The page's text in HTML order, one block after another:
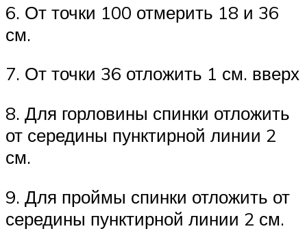
6. От точки 100 отмерить 18 и 36
см.
7. От точки 36 отложить 1 см. вверх
8. Для горловины спинки отложить
от середины пунктирной линии 2
см.
9. Для проймы спинки отложить от
середины пунктирной линии 2 см.